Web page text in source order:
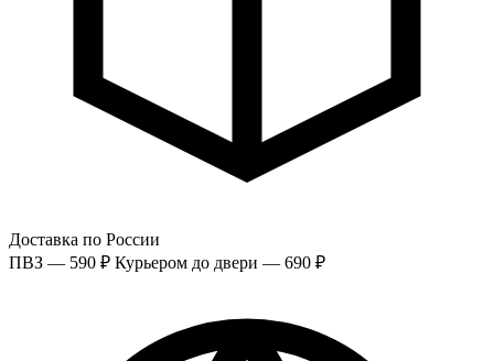
Доставка по России
ПВЗ — 590 ₽ Курьером до двери — 690 ₽